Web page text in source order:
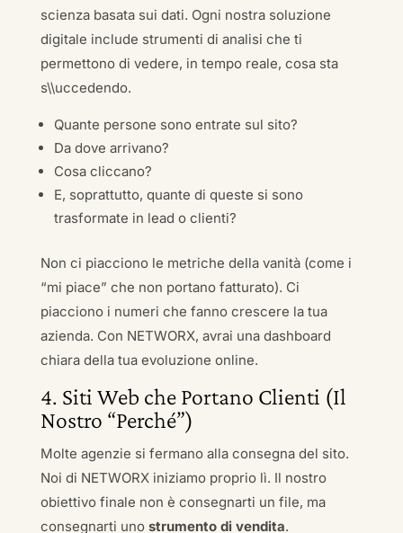
scienza basata sui dati. Ogni nostra soluzione
digitale include strumenti di analisi che ti
permettono di vedere, in tempo reale, cosa sta
s\\uccedendo.
Quante persone sono entrate sul sito?
Da dove arrivano?
Cosa cliccano?
E, soprattutto, quante di queste si sono
trasformate in lead o clienti?
Non ci piacciono le metriche della vanità (come i
“mi piace” che non portano fatturato). Ci
piacciono i numeri che fanno crescere la tua
azienda. Con NETWORX, avrai una dashboard
chiara della tua evoluzione online.
4. Siti Web che Portano Clienti (Il
Nostro “Perché”)
Molte agenzie si fermano alla consegna del sito.
Noi di NETWORX iniziamo proprio lì. Il nostro
obiettivo finale non è consegnarti un file, ma
consegnarti uno strumento di vendita.